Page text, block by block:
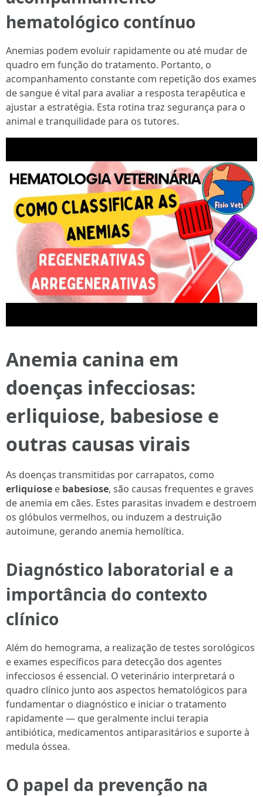
hematológico contínuo
Anemias podem evoluir rapidamente ou até mudar de
quadro em função do tratamento. Portanto, o
acompanhamento constante com repetição dos exames
de sangue é vital para avaliar a resposta terapêutica e
ajustar a estratégia. Esta rotina traz segurança para o
animal e tranquilidade para os tutores.
Anemia canina em
doenças infecciosas:
erliquiose, babesiose e
outras causas virais
As doenças transmitidas por carrapatos, como
erliquiose e babesiose, são causas frequentes e graves
de anemia em cães. Estes parasitas invadem e destroem
os glóbulos vermelhos, ou induzem a destruição
autoimune, gerando anemia hemolítica.
Diagnóstico laboratorial e a
importância do contexto
clínico
Além do hemograma, a realização de testes sorológicos
e exames específicos para detecção dos agentes
infecciosos é essencial. O veterinário interpretará o
quadro clínico junto aos aspectos hematológicos para
fundamentar o diagnóstico e iniciar o tratamento
rapidamente — que geralmente inclui terapia
antibiótica, medicamentos antiparasitários e suporte à
medula óssea.
O papel da prevenção na